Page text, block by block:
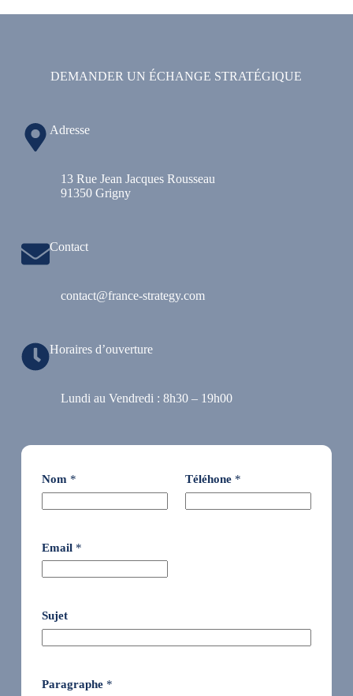
DEMANDER UN ÉCHANGE STRATÉGIQUE
Adresse
13 Rue Jean Jacques Rousseau
91350 Grigny
Contact
contact@france-strategy.com
Horaires d’ouverture
Lundi au Vendredi : 8h30 – 19h00
Nom * Téléhone *
Email *
Sujet
Paragraphe *